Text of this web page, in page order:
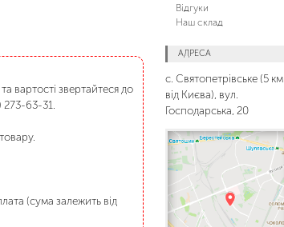
вартості звертайтеся до
63-31.
(сума залежить від
Відгуки
Наш склад
АДРЕСА
с. Святопетрівське (5 км
від Києва), вул.
Господарська, 20